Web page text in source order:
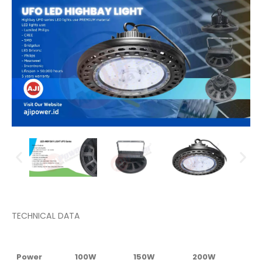
TECHNICAL DATA
Power 100W 150W 200W